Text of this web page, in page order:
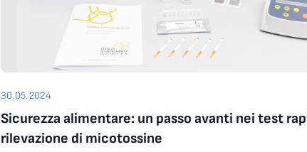
30.05.2024
Sicurezza alimentare: un passo avanti nei test
rilevazione di micotossine